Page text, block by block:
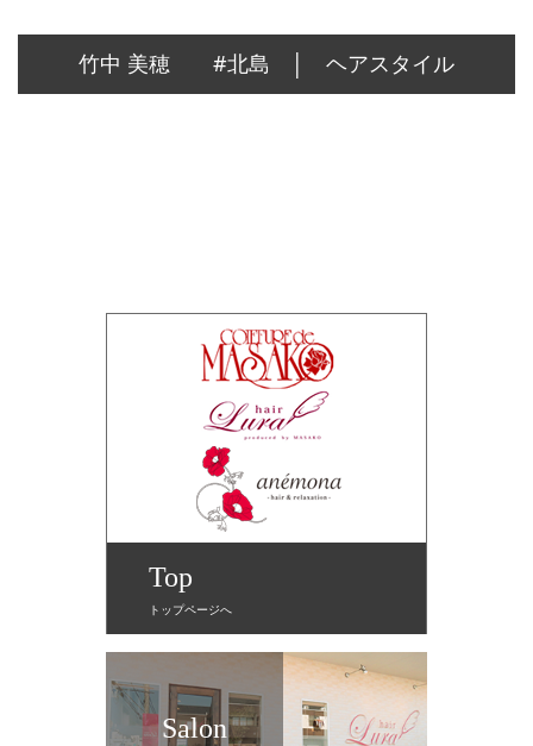
竹中 美穂 #北島 │ ヘアスタイル
Top
トップページへ
Salon